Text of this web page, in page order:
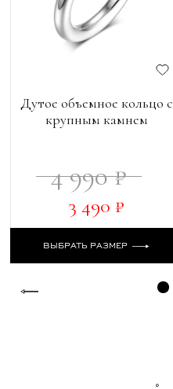
Дутое объемное кольцо с
крупным камнем
4 990 ₽
3 490 ₽
ВЫБРАТЬ РАЗМЕР